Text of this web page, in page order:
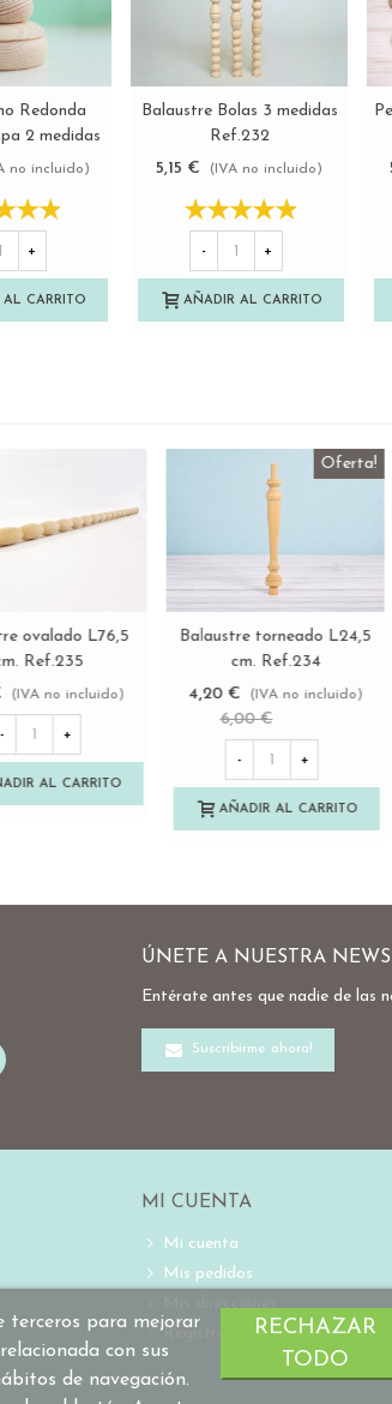
más
Redonda
2 medidas
no incluido)
+
AL CARRITO
Ver más
Balaustre Bolas 3 medidas
Ref.232
5,15 €
(IVA no incluido)
- +
AÑADIR AL CARRITO
más
de madera 2
- Ø60 mm.
cm.
no incluido)
+
AL CARRITO
Ver más
Balaustre torneado con
remate L34 cm. Ref.237
4,50 €
(IVA no incluido)
AÑADIR AL CARRITO
ÚNETE A NUESTRA
Entérate antes que nadie de las
Suscribirme ahora!
terceros para mejorar
con sus
de navegación.
RECHAZAR
TODO
MI CUENTA
Mi cuenta
Mis pedidos
Mis direcciones